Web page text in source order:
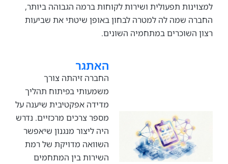
תפעולית ושירות לקוחות ברמה הגבוהה ביותר,
שמה לה למטרה לבחון באופן שיטתי את שביעות
במתחמיה השונים.
החברה זיהתה צורך
משמעותי בפיתוח תהליך
מדידה אפקטיבית שיענה על
מספר צרכים מרכזיים. נדרש
היה ליצור מנגנון שיאפשר
השוואה מדויקת של רמת
השירות בין המתחמים